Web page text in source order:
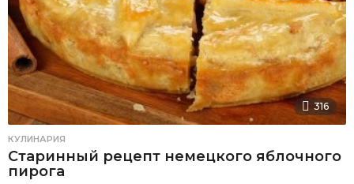
316
КУЛИНАРИЯ
Старинный рецепт немецкого яблочного
пирога